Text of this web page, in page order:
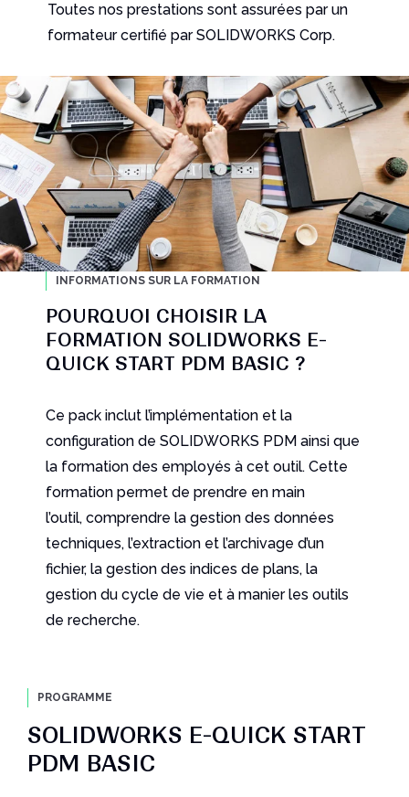
Toutes nos prestations sont assurées par un
formateur certifié par SOLIDWORKS Corp.
INFORMATIONS SUR LA FORMATION
POURQUOI CHOISIR LA
FORMATION SOLIDWORKS E-
QUICK START PDM BASIC ?
Ce pack inclut l’implémentation et la
configuration de SOLIDWORKS PDM ainsi que
la formation des employés à cet outil. Cette
formation permet de prendre en main
l’outil, comprendre la gestion des données
techniques, l’extraction et l’archivage d’un
fichier, la gestion des indices de plans, la
gestion du cycle de vie et à manier les outils
de recherche.
PROGRAMME
SOLIDWORKS E-QUICK START
PDM BASIC